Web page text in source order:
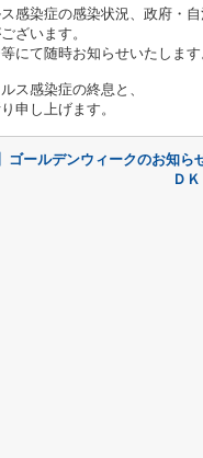
感染症の感染状況、政府・自
ざいます。
にて随時お知らせいたします
ス感染症の終息と、
申し上げます。
ールデンウィークのお知ら
Ｄ